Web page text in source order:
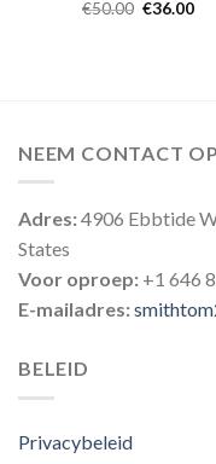
€50.00 €36.00
NEEM CONTACT
Adres:4906 Ebbtide
States
Voor oproep: +1 646
E-mailadres:
BELEID
Privacybeleid